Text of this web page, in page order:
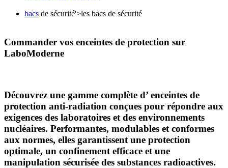
bacs de sécurité'>les bacs de sécurité
Commander vos enceintes de protection sur
LaboModerne
Découvrez une gamme complète d’ enceintes de
protection anti-radiation conçues pour répondre aux
exigences des laboratoires et des environnements
nucléaires. Performantes, modulables et conformes
aux normes, elles garantissent une protection
optimale, un confinement efficace et une
manipulation sécurisée des substances radioactives.